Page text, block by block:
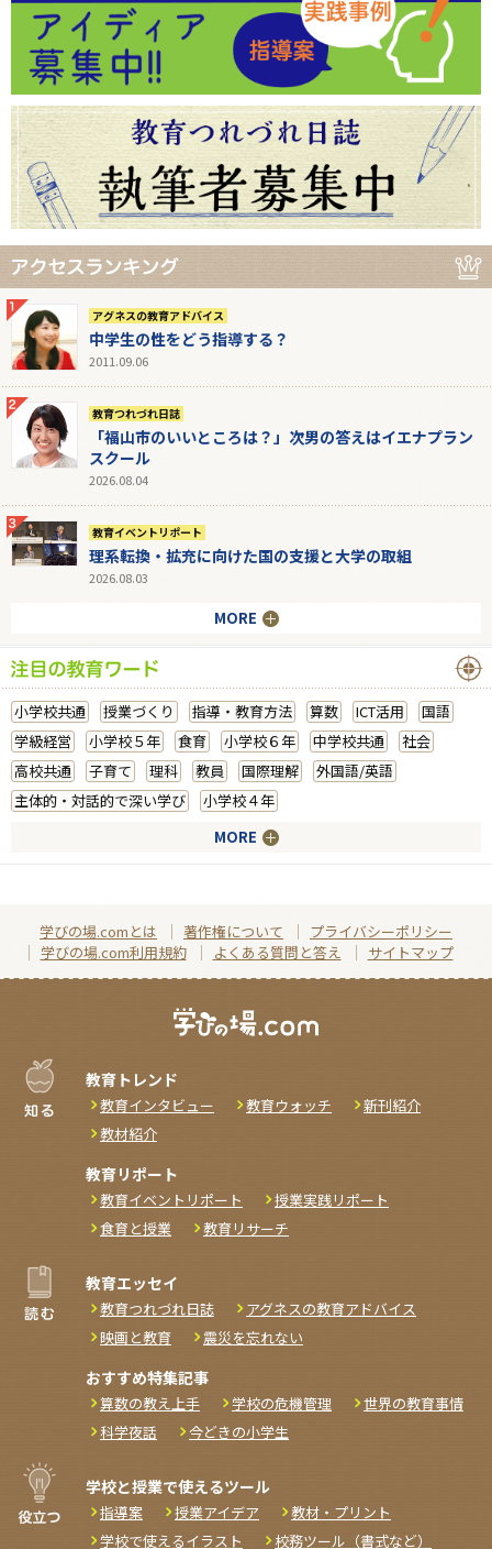
アグネスの教育アドバイス
中学生の性をどう指導する？
2011.09.06
教育つれづれ日誌
「福山市のいいところは？」次男の答えはイエナプラン
スクール
2026.08.04
教育イベントリポート
理系転換・拡充に向けた国の支援と大学の取組
2026.08.03
MORE
小学校共通 授業づくり 指導・教育方法 算数 ICT活用
国語
学級経営
小学校５年 食育 小学校６年 中学校共通
社会
高校共通
子育て 理科 教員 国際理解
外国語/英語
主体的・対話的で深い学び
小学校４年
MORE
学びの場.comとは 著作権について
プライバシーポリシー
学びの場.com利用規約
よくある質問と答え サイトマップ
教育トレンド
教育インタビュー 教育ウォッチ
新刊紹介
教材紹介
教育リポート
教育イベントリポート
授業実践リポート
食育と授業
教育リサーチ
教育エッセイ
教育つれづれ日誌
アグネスの教育アドバイス
映画と教育
震災を忘れない
おすすめ特集記事
算数の教え上手 学校の危機管理
世界の教育事情
科学夜話
今どきの小学生
学校と授業で使えるツール
指導案 授業アイデア
教材・プリント
学校で使えるイラスト
校務ツール（書式など）